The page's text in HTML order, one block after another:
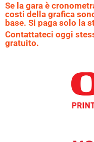
Se la gara è
costi della grafica
base. Si paga solo la
Contattateci oggi
gratuito.